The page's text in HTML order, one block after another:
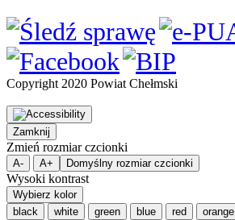
Copyright 2020 Powiat Chełmski
Zamknij
Zmień rozmiar czcionki
A- A+ Domyślny rozmiar czcionki
Wysoki kontrast
Wybierz kolor
black
white green blue red orange